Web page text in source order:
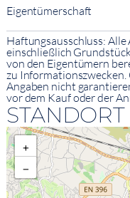
Eigentümerschaft
Haftungsausschluss:
einschließlich
von den Eigentümern
zu Informationszwecken.
Angaben nicht
vor dem Kauf oder der
STANDORT
+
−